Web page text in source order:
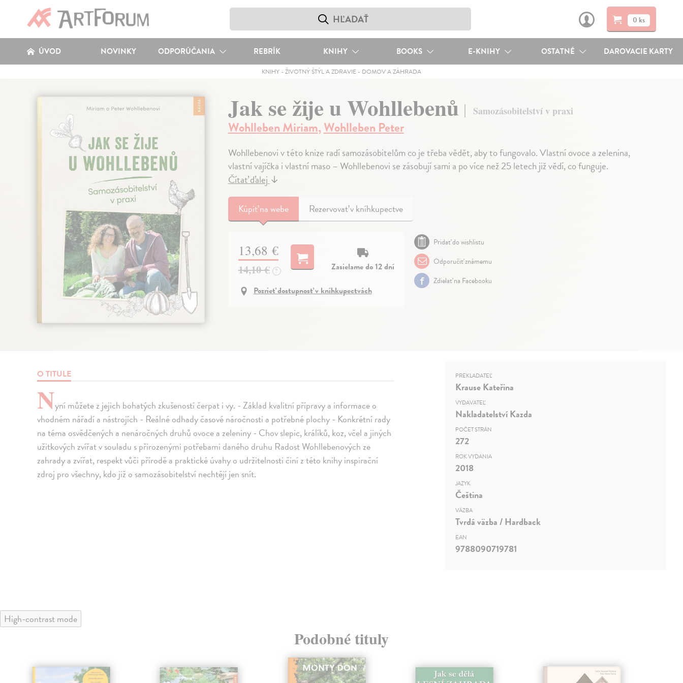
0 ks
ÚVOD NOVINKY ODPORÚČANIA REBRÍK KNIHY BOOKS E-KNIHY OSTATNÉ DAROVACIE KARTY
KNIHY- ŽIVOTNÝ ŠTÝL A ZDRAVIE- DOMOV A ZÁHRADA
Jak se žije u Wohllebenů Samozásobitelství v praxi
Wohlleben Miriam,Wohlleben Peter
Wohllebenovi v této knize radí samozásobitelům co je třeba vědět, aby to fungovalo. Vlastní ovoce a zelenina,
vlastní vajíčka i vlastní maso – Wohllebenovi se zásobují sami a po více než 25 letech již vědí, co funguje.
Čítať ďalej↓
Kúpiťna webe Rezervovať v kníhkupectve
13,68 €
14,10 € ?
Zasielame do 12 dní
Pozrieť dostupnosť v kníhkupectvách
Pridať do wishlistu
Odporučiť známemu
Zdielať na Facebooku
O TITULE
Nyní můžete z jejich bohatých zkušeností čerpat i vy. - Základ kvalitní přípravy a informace o
vhodném nářadí a nástrojích - Reálné odhady časové náročnosti a potřebné plochy - Konkrétní rady
na téma osvědčených a nenáročných druhů ovoce a zeleniny - Chov slepic, králíků, koz, včel a jiných
užitkových zvířat v souladu s přirozenými potřebami daného druhu Radost Wohllebenových ze
zahrady a zvířat, respekt vůči přírodě a praktické úvahy o udržitelnosti činí z této knihy inspirační
zdroj pro všechny, kdo již o samozásobitelství nechtějí jen snít.
PREKLADATEĽ
Krause Kateřina
VYDAVATEĽ
Nakladatelství Kazda
POČET STRÁN
272
ROK VYDANIA
2018
JAZYK
Čeština
VÄZBA
Tvrdá väzba / Hardback
EAN
9788090719781
High-contrast mode
Podobné tituly